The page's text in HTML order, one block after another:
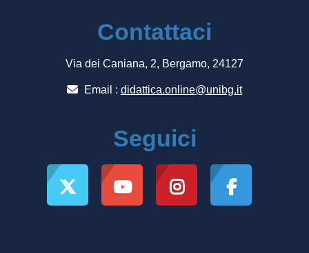
Contattaci
Via dei Caniana, 2, Bergamo, 24127
Email : didattica.online@unibg.it
Seguici